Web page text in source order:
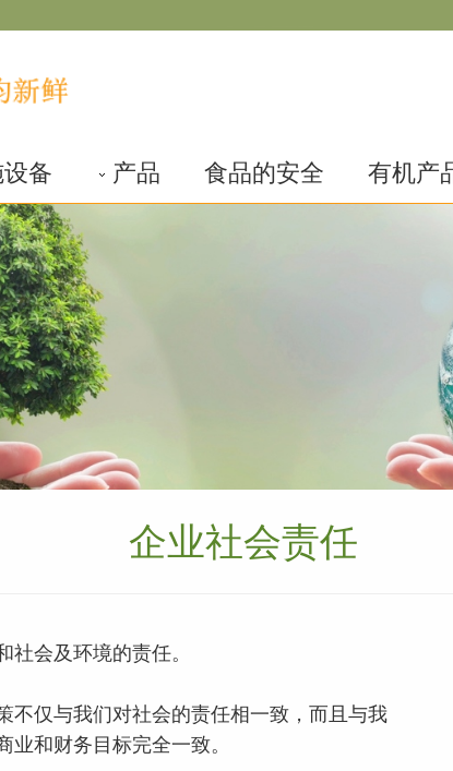
备 产品 食品的安全 有机产
企业社会责任
会及环境的责任。
不仅与我们对社会的责任相一致，而且与我
和财务目标完全一致。